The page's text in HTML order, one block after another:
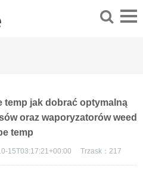
temp jak dobrać optymalną
oraz waporyzatorów weed
temp
15T03:17:21+00:00 Trzask： 217